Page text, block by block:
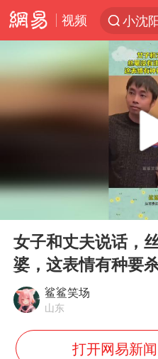
视频
小沈
白海
人形
上海
宇树
4.2
白海
律师
Play
女子和丈夫说话，
婆，这表情有种要
鲨鲨笑场
山东
打开网易新